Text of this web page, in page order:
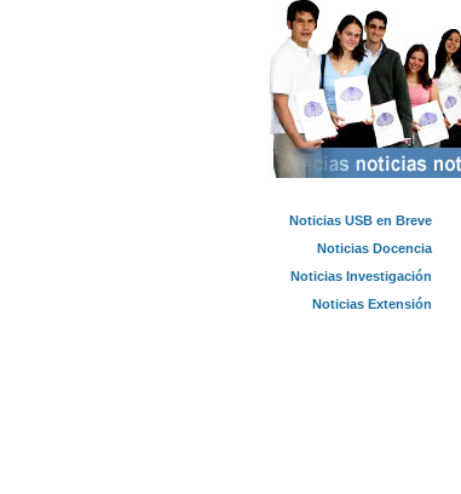
Noticias USB en Breve
Noticias Docencia
Noticias Investigación
Noticias Extensión